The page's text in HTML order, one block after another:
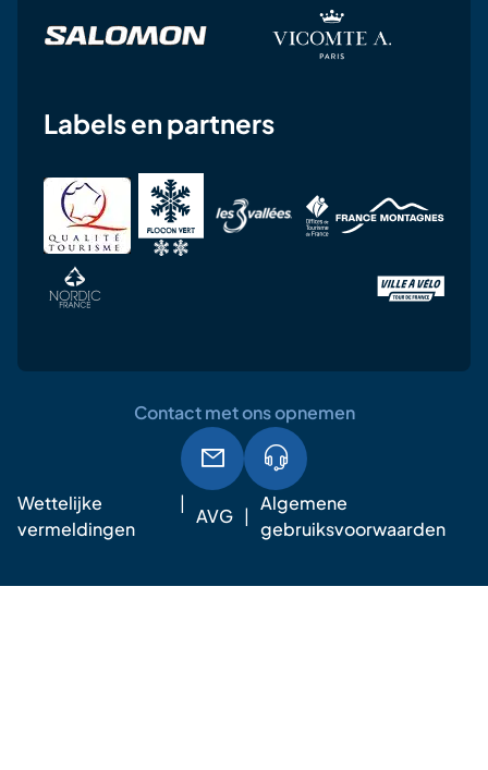
Labels en partners
Wettelijke
vermeldingen
AVG
Algemene
gebruiksvoorwaarden
Contact met ons opnemen